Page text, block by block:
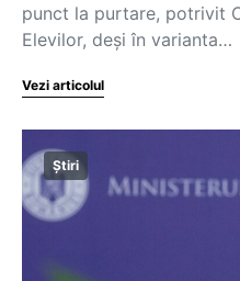
punct la purtare, potrivit
Elevilor, deși în varianta…
Vezi articolul
Știri